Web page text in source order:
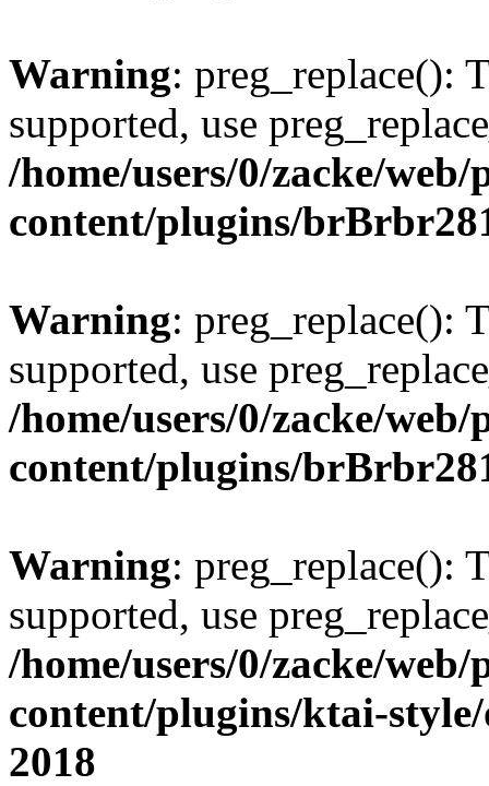
Warning: preg_replace():
supported, use
/home/users/0/zacke/
content/plugins/
Warning: preg_replace():
supported, use
/home/users/0/zacke/
content/plugins/
Warning: preg_replace():
supported, use
/home/users/0/zacke/
content/plugins/ktai-
2018